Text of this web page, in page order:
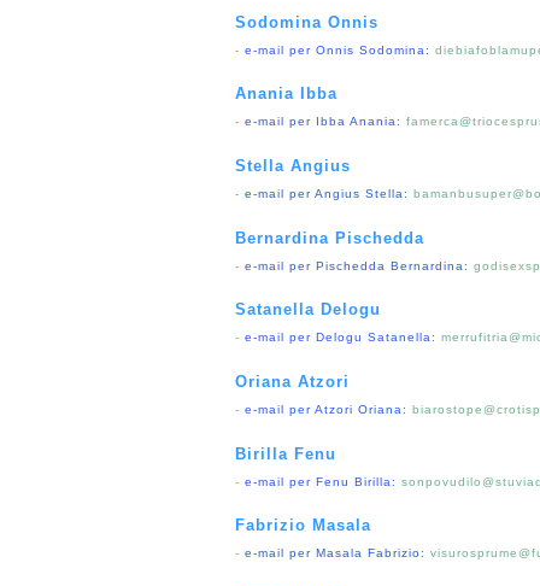
Sodomina Onnis
- e-mail per Onnis Sodomina:
Anania Ibba
- e-mail per Ibba Anania:
Stella Angius
- e-mail per Angius Stella:
Bernardina Pischedda
- e-mail per Pischedda Bernardina:
Satanella Delogu
- e-mail per Delogu Satanella:
Oriana Atzori
- e-mail per Atzori Oriana:
Birilla Fenu
- e-mail per Fenu Birilla:
Fabrizio Masala
- e-mail per Masala Fabrizio: